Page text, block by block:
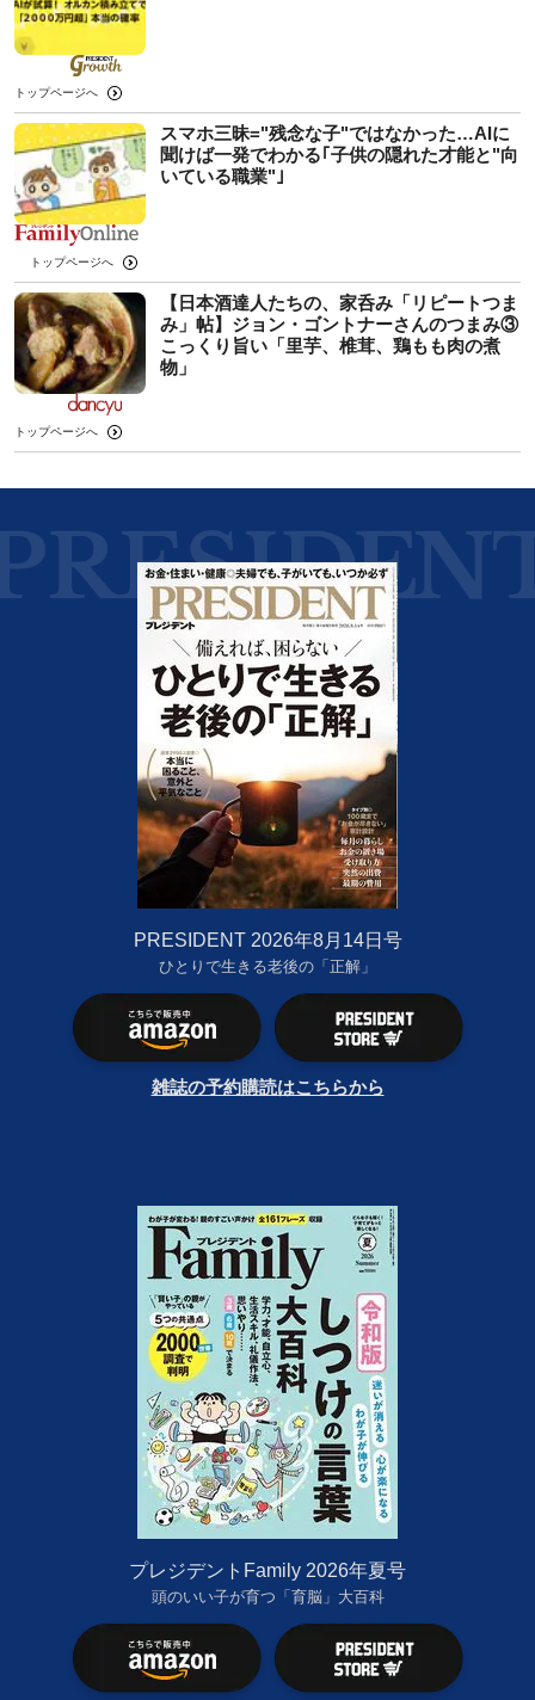
トップページへ
スマホ三昧="残念な子"ではなかった…AIに
聞けば一発でわかる｢子供の隠れた才能と"向
いている職業"｣
トップページへ
【日本酒達人たちの、家呑み「リピートつま
み」帖】ジョン・ゴントナーさんのつまみ③
こっくり旨い「里芋、椎茸、鶏もも肉の煮
物」
トップページへ
PRESIDENT 2026年8月14日号
ひとりで生きる老後の「正解」
雑誌の予約購読はこちらから
プレジデントFamily 2026年夏号
頭のいい子が育つ「育脳」大百科